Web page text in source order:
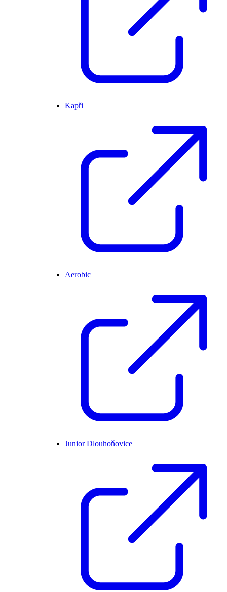
Kapři
Aerobic
Junior Dlouhoňovice